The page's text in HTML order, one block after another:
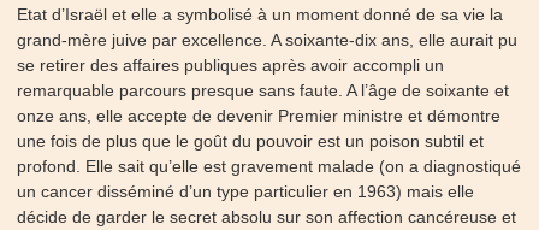
Etat d’Israël et elle a symbolisé à un moment donné de sa vie la
grand-mère juive par excellence. A soixante-dix ans, elle aurait pu
se retirer des affaires publiques après avoir accompli un
remarquable parcours presque sans faute. A l’âge de soixante et
onze ans, elle accepte de devenir Premier ministre et démontre
une fois de plus que le goût du pouvoir est un poison subtil et
profond. Elle sait qu’elle est gravement malade (on a diagnostiqué
un cancer disséminé d’un type particulier en 1963) mais elle
décide de garder le secret absolu sur son affection cancéreuse et